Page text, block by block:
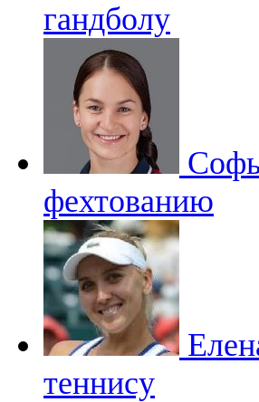
гандболу
фехтованию
теннису